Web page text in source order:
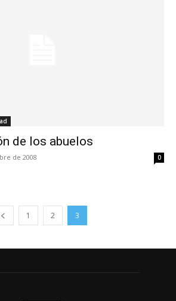
de los abuelos
de 2008 0
1 2 3